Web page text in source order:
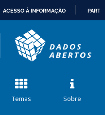
ACESSO À INFORMAÇÃO
Temas Sobre